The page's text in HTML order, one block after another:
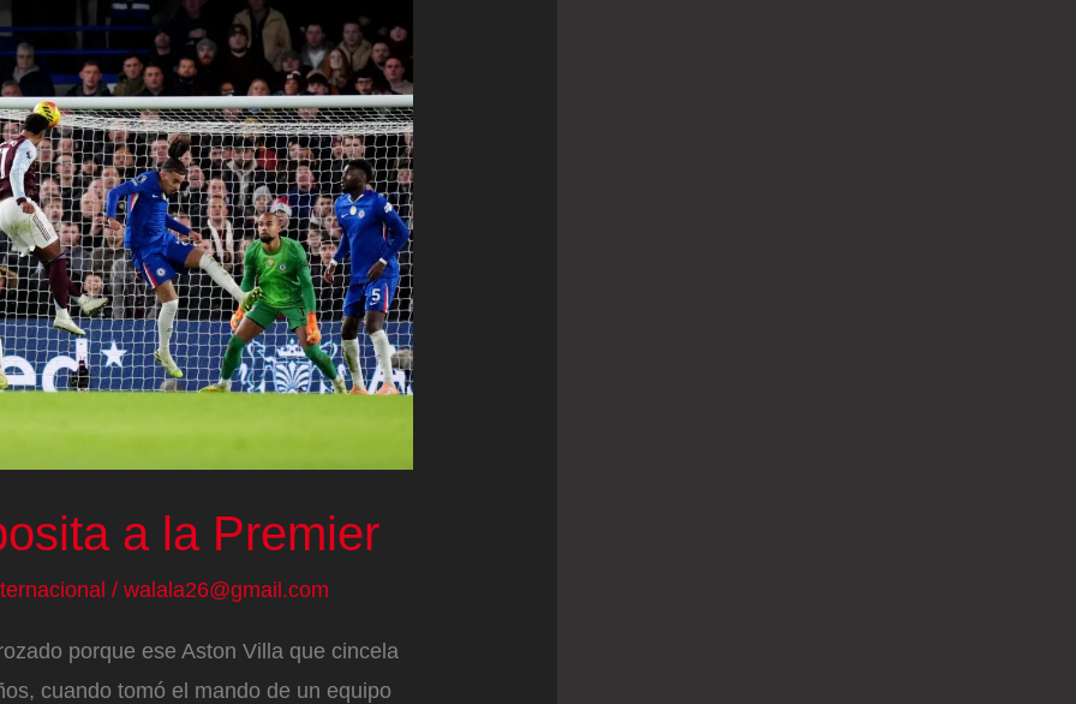
a la Premier
/ walala26@gmail.com
porque ese Aston Villa que cincela
cuando tomó el mando de un equipo